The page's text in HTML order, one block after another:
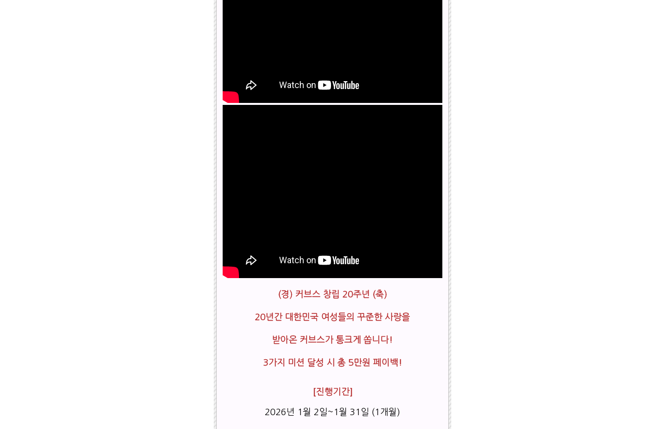
(경) 커브스 창립 20주년 (축)
20년간 대한민국 여성들의 꾸준한 사랑을
받아온 커브스가 통크게 쏩니다!
3가지 미션 달성 시 총 5만원 페이백!
[진행기간]
2026년 1월 2일~1월 31일 (1개월)